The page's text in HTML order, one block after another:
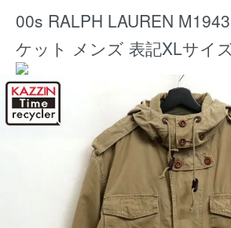
00s RALPH LAUREN
ケット メンズ 表記XLサイ